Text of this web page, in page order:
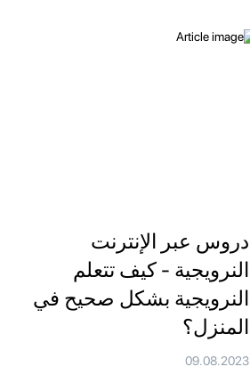
دروس عبر الإنترنت
النرويجية - كيف تتعلم
النرويجية بشكل صحيح في
المنزل؟
09.08.2023